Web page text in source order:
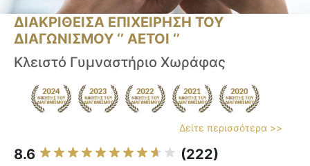
ΔΙΑΚΡΙΘΕΙΣΑ ΕΠΙΧΕΙΡΗΣΗ ΤΟΥ
ΔΙΑΓΩΝΙΣΜΟΥ ‘’ ΑΕΤΟΙ ‘’
Κλειστό Γυμναστήριο Χωράφας
Δείτε περισσότερα >>
8.6 (222)